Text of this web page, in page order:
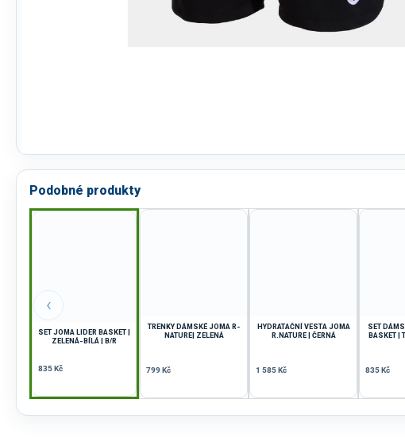
Podobné produkty
‹
SET JOMA LIDER BASKET |
ZELENÁ-BÍLÁ | B/R
835 Kč
TRENKY DÁMSKÉ JOMA R-
NATURE| ZELENÁ
799 Kč
HYDRATAČNÍ VESTA JOMA
R.NATURE | ČERNÁ
1 585 Kč
SET
BASKET |
835 Kč